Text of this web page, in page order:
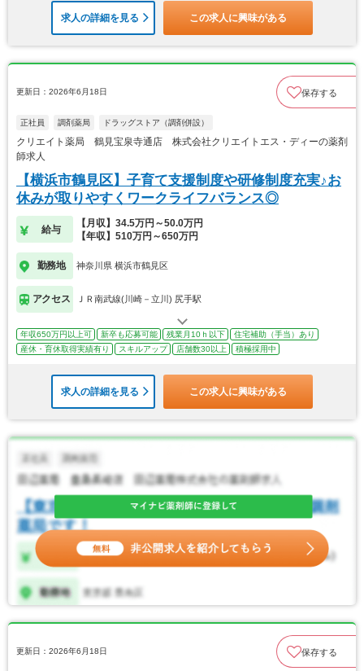
求人の詳細を見る この求人に興味がある
更新日：2026年6月18日 保存する
正社員 調剤薬局 ドラッグストア（調剤併設）
クリエイト薬局 鶴見宝泉寺通店 株式会社クリエイトエス・ディーの薬剤
師求人
【横浜市鶴見区】子育て支援制度や研修制度充実♪お
休みが取りやすくワークライフバランス◎
給与
【月収】34.5万円～50.0万円
【年収】510万円～650万円
勤務地 神奈川県 横浜市鶴見区
アクセス ＪＲ南武線(川崎－立川) 尻手駅
年収650万円以上可 新卒も応募可能 残業月10ｈ以下
住宅補助（手当）あり
産休・育休取得実績有り
スキルアップ 店舗数30以上 積極採用中
求人の詳細を見る この求人に興味がある
更新日：2026年6月18日 保存する